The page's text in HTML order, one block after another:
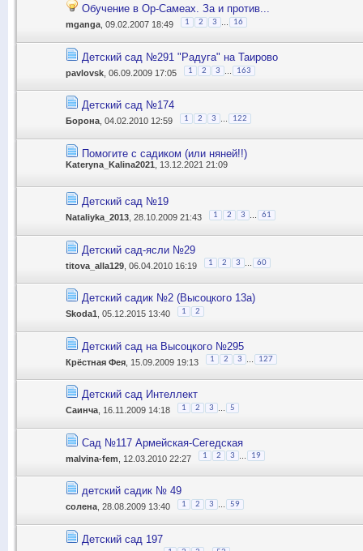
Обучение в Ор-Самеах. За и против...
mganga , 09.02.2007 18:49 1 2 3 16
Детский сад №291 "Радуга" на Таирово
pavlovsk , 06.09.2009 17:05 1 2 3 163
Детский сад №174
Борона , 04.02.2010 12:59 1 2 3 122
Помогите с садиком (или няней!!)
Kateryna_Kalina2021 , 13.12.2021 21:09
Детский сад №19
Nataliyka_2013 , 28.10.2009 21:43 1 2 3 61
Детский сад-ясли №29
titova_alla129 , 06.04.2010 16:19 1 2 3 ... 60
Детский садик №2 (Высоцкого 13а)
Skoda1 , 05.12.2015 13:40 1 2
Детский сад на Высоцкого №295
Крёстная Фея , 15.09.2009 19:13 1 2 3 127
Детский сад Интеллект
Саинча , 16.11.2009 14:18 1 2 3 5
Сад №117 Армейская-Сегедская
malvina-fem , 12.03.2010 22:27 1 2 3 19
детский садик № 49
солена , 28.08.2009 13:40 1 2 3 59
Детский сад 197